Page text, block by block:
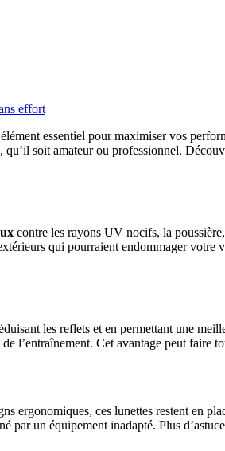
effort
essentiel pour maximiser vos
soit amateur ou professionnel.
contre les rayons UV nocifs, la
qui pourraient endommager
les reflets et en permettant une
l’entraînement. Cet avantage peut
ergonomiques, ces lunettes restent en
par un équipement inadapté. Plus